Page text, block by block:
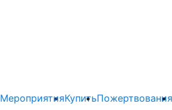
МероприятияКупитьПожертвования